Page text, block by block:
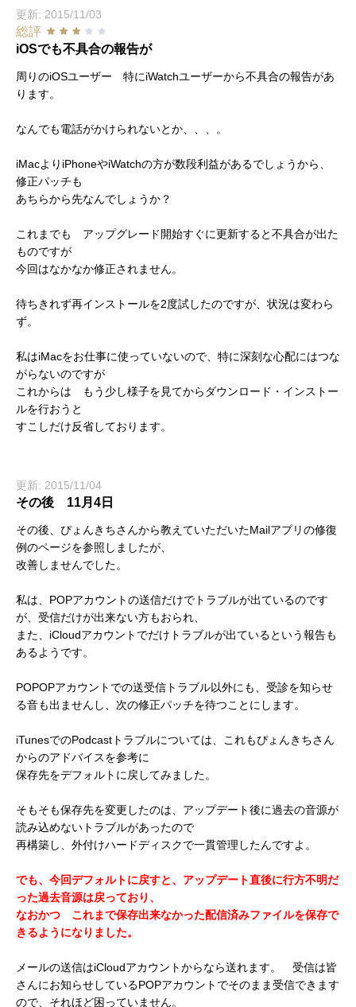
更新: 2015/11/03
総評
iOSでも不具合の報告が
周りのiOSユーザー 特にiWatchユーザーから不具合の報告があ
ります。
なんでも電話がかけられないとか、、、。
iMacよりiPhoneやiWatchの方が数段利益があるでしょうから、
修正パッチも
あちらから先なんでしょうか？
これまでも アップグレード開始すぐに更新すると不具合が出た
ものですが
今回はなかなか修正されません。
待ちきれず再インストールを2度試したのですが、状況は変わら
ず。
私はiMacをお仕事に使っていないので、特に深刻な心配にはつな
がらないのですが
これからは もう少し様子を見てからダウンロード・インストー
ルを行おうと
すこしだけ反省しております。
更新: 2015/11/04
その後 11月4日
その後、ぴょんきちさんから教えていただいたMailアプリの修復
例のページを参照しましたが、
改善しませんでした。
私は、POPアカウントの送信だけでトラブルが出ているのです
が、受信だけが出来ない方もおられ、
また、iCloudアカウントでだけトラブルが出ているという報告も
あるようです。
POPOPアカウントでの送受信トラブル以外にも、受診を知らせ
る音も出ませんし、次の修正パッチを待つことにします。
iTunesでのPodcastトラブルについては、これもぴょんきちさん
からのアドバイスを参考に
保存先をデフォルトに戻してみました。
そもそも保存先を変更したのは、アップデート後に過去の音源が
読み込めないトラブルがあったので
再構築し、外付けハードディスクで一貫管理したんですよ。
でも、今回デフォルトに戻すと、アップデート直後に行方不明だ
った過去音源は戻っており、
なおかつ これまで保存出来なかった配信済みファイルを保存で
きるようになりました。
メールの送信はiCloudアカウントからなら送れます。 受信は皆
さんにお知らせしているPOPアカウントでそのまま受信できます
ので、それほど困っていません。